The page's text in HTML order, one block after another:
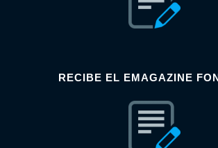
RECIBE EL EMAGAZINE